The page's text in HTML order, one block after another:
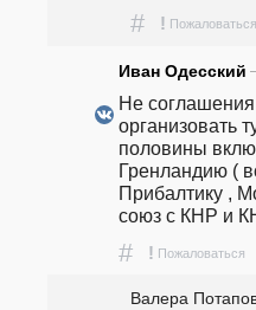
# ! Пожаловаться
Иван Одесский
Не
организовать
половины
Гренландию (
Прибалтику ,
союз с КНР и
# ! Пожаловаться
Валера